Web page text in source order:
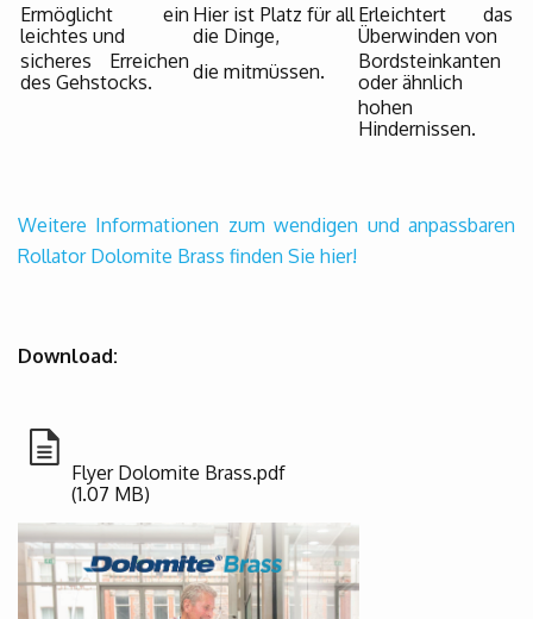
Ermöglicht ein
leichtes und
Hier ist Platz für all
die Dinge,
Erleichtert das
Überwinden von
sicheres Erreichen
des Gehstocks.
die mitmüssen.
Bordsteinkanten
oder ähnlich
hohen
Hindernissen.
Weitere Informationen zum wendigen und anpassbaren
Rollator Dolomite Brass finden Sie hier!
Download:
Flyer Dolomite Brass.pdf
(1.07 MB)